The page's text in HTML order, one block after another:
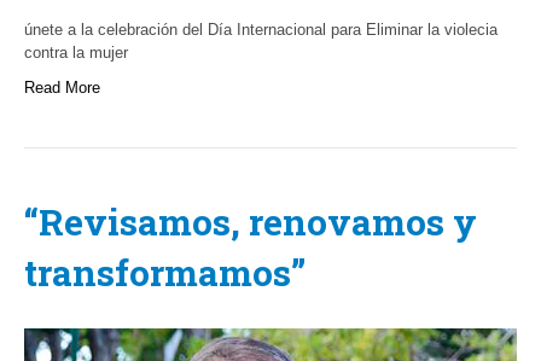
únete a la celebración del Día Internacional para Eliminar la violecia
contra la mujer
Read More
“Revisamos, renovamos y
transformamos”